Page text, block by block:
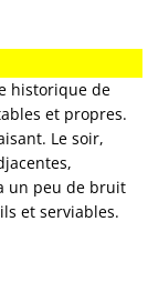
historique de
et propres.
Le soir,
un peu de bruit
et serviables.